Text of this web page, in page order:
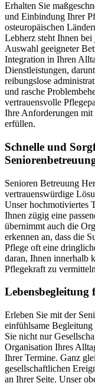
Erhalten Sie
und Einbindung Ihrer
osteuropäischen
Lebherz steht Ihnen
Auswahl geeigneter
Integration in Ihren
Dienstleistungen,
reibungslose
und rasche
vertrauensvolle
Ihre Anforderungen mit
erfüllen.
Schnelle und
Senioren Betreuung
vertrauenswürdige
Unser hochmotiviertes
Ihnen zügig eine
übernimmt auch die
erkennen an, dass die
Pflege oft eine
daran, Ihnen innerhalb
Pflegekraft zu
Lebensbegleitung
Erleben Sie mit der
einfühlsame
Sie nicht nur
Organisation Ihres
Ihrer Termine. Ganz
gesellschaftlichen
an Ihrer Seite. Unser